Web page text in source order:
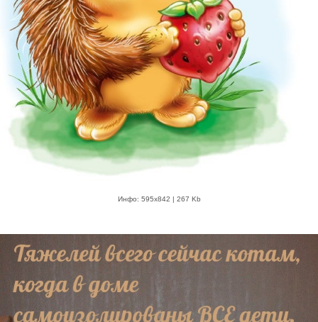
Инфо: 595х842 | 267 Kb